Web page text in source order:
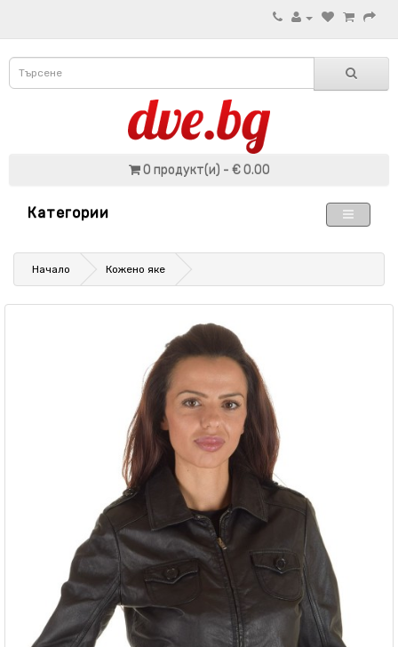
0 продукт(и) - € 0.00
Категории
Начало Кожено яке